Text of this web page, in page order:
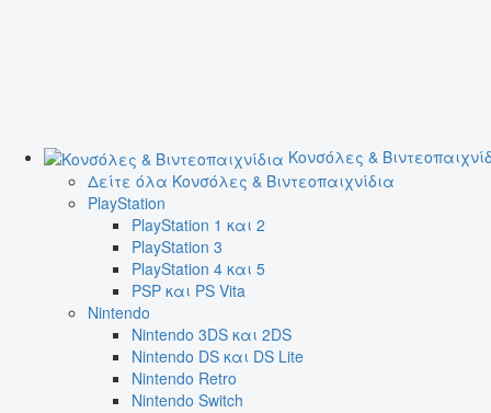
Κονσόλες &
Δείτε όλα Κονσόλες & Βιντεοπαιχνίδια
PlayStation
PlayStation 1 και 2
PlayStation 3
PlayStation 4 και 5
PSP και PS Vita
Nintendo
Nintendo 3DS και 2DS
Nintendo DS και DS Lite
Nintendo Retro
Nintendo Switch